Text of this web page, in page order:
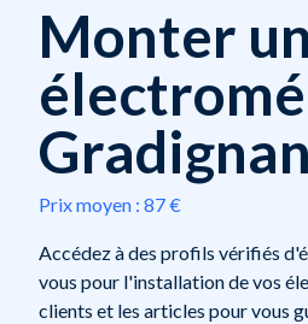
Monter un
Gradignan
Prix moyen : 87 €
Accédez à des profils vérifiés
vous pour l'installation de vos
clients et les articles pour vous